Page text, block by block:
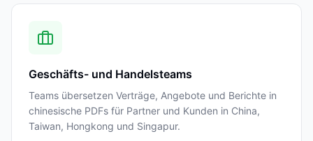
Geschäfts- und Handelsteams
Teams übersetzen Verträge, Angebote und Berichte in
chinesische PDFs für Partner und Kunden in China,
Taiwan, Hongkong und Singapur.